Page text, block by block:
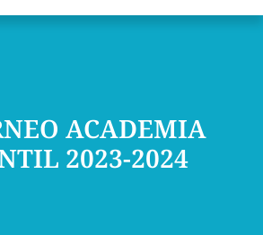
ACADEMIA
2023-2024